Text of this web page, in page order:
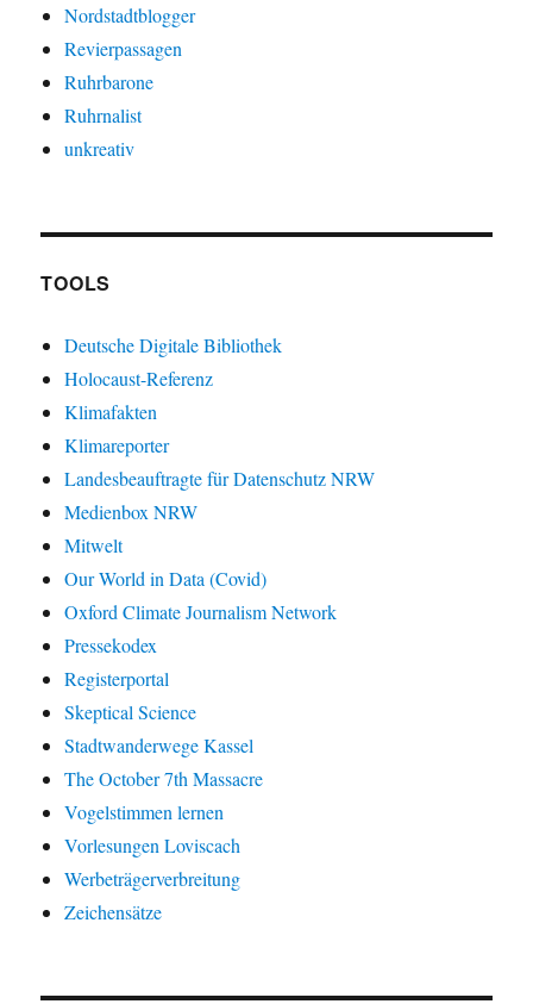
Nordstadtblogger
Revierpassagen
Ruhrbarone
Ruhrnalist
unkreativ
TOOLS
Deutsche Digitale Bibliothek
Holocaust-Referenz
Klimafakten
Klimareporter
Landesbeauftragte für Datenschutz NRW
Medienbox NRW
Mitwelt
Our World in Data (Covid)
Oxford Climate Journalism Network
Pressekodex
Registerportal
Skeptical Science
Stadtwanderwege Kassel
The October 7th Massacre
Vogelstimmen lernen
Vorlesungen Loviscach
Werbeträgerverbreitung
Zeichensätze